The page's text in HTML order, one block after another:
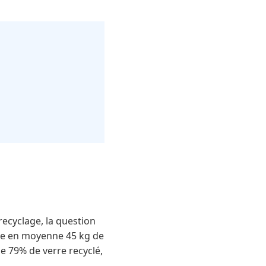
la question
en moyenne 45 kg de
79% de verre recyclé,